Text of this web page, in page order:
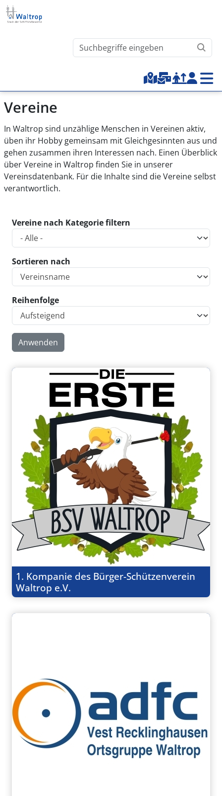
Direkt zum Inhalt
Waltrop.de durchsuchen
Top-Menu
Vereine
In Waltrop sind unzählige Menschen in Vereinen aktiv,
üben ihr Hobby gemeinsam mit Gleichgesinnten aus und
gehen zusammen ihren Interessen nach. Einen Überblick
über Vereine in Waltrop finden Sie in unserer
Vereinsdatenbank. Für die Inhalte sind die Vereine selbst
verantwortlich.
Vereine nach Kategorie filtern
Sortieren nach
Reihenfolge
1. Kompanie des Bürger-Schützenverein
Waltrop e.V.